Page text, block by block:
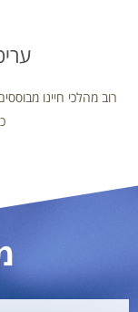
רוב מהלכי חיינו